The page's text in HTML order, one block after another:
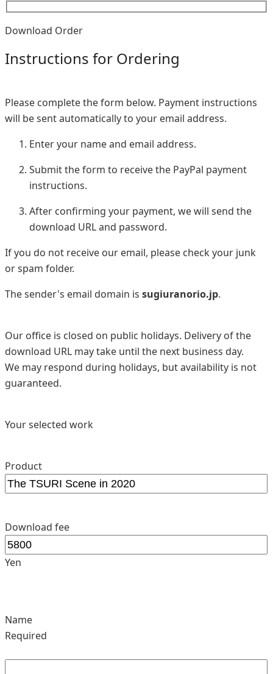
Download Order
Instructions for Ordering
Please complete the form below. Payment instructions
will be sent automatically to your email address.
Enter your name and email address.
Submit the form to receive the PayPal payment
instructions.
After confirming your payment, we will send the
download URL and password.
If you do not receive our email, please check your junk
or spam folder.
The sender's email domain is sugiuranorio.jp.
Our office is closed on public holidays. Delivery of the
download URL may take until the next business day.
We may respond during holidays, but availability is not
guaranteed.
Your selected work
Product
Download fee
Yen
Name
Required